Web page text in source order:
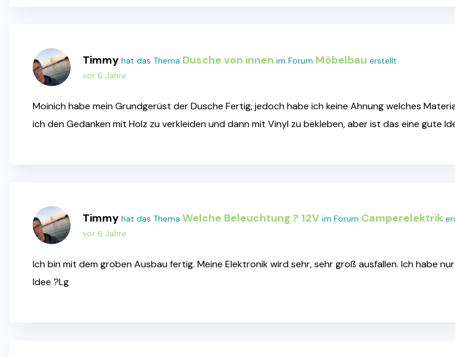
Timmy hat das Thema Dusche von innen im Forum Möbelbau erstellt
vor 6 Jahre
Moinich habe mein Grundgerüst der Dusche Fertig, jedoch habe ich keine Ahnung welches
ich den Gedanken mit Holz zu verkleiden und dann mit Vinyl zu bekleben, aber ist das eine gute
Timmy hat das Thema Welche Beleuchtung ? 12V im Forum Camperelektrik
vor 6 Jahre
Ich bin mit dem groben Ausbau fertig. Meine Elektronik wird sehr, sehr groß ausfallen. Ich habe
Idee ?Lg